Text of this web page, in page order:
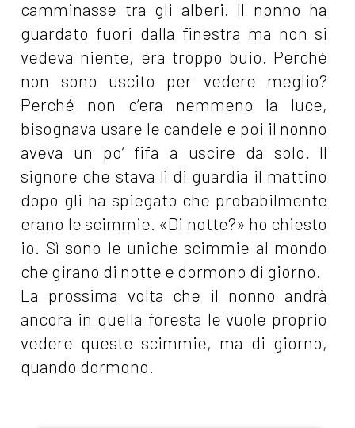
camminasse tra gli alberi. Il nonno ha
guardato fuori dalla finestra ma non si
vedeva niente, era troppo buio. Perché
non sono uscito per vedere meglio?
Perché non c’era nemmeno la luce,
bisognava usare le candele e poi il nonno
aveva un po’ fifa a uscire da solo. Il
signore che stava lì di guardia il mattino
dopo gli ha spiegato che probabilmente
erano le scimmie. «Di notte?» ho chiesto
io. Sì sono le uniche scimmie al mondo
che girano di notte e dormono di giorno.
La prossima volta che il nonno andrà
ancora in quella foresta le vuole proprio
vedere queste scimmie, ma di giorno,
quando dormono.